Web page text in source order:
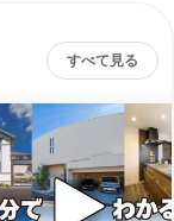
すべて見る